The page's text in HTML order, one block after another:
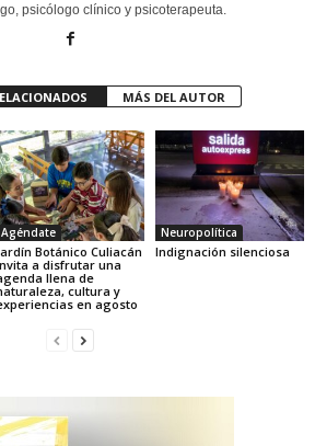
psicólogo clínico y psicoterapeuta.
MÁS DEL AUTOR
Agéndate
Botánico Culiacán
a disfrutar una
llena de
cultura y
en agosto
Neuropolítica
Indignación silenciosa